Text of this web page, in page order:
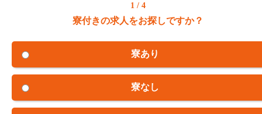
1 / 4
寮付きの求人をお探しですか？
寮あり
寮なし